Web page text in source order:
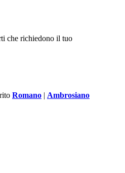
che richiedono il tuo
Romano | Ambrosiano